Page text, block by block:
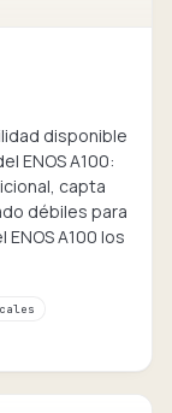
disponible
ENOS A100:
capta
débiles para
A100 los